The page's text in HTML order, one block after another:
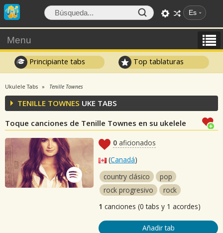
Es
Menu
Principiante tabs Top tablaturas
Ukulele Tabs Tenille Townes
TENILLE TOWNES UKE TABS
Toque canciones de Tenille Townes en su ukelele
0 aficionados
(Canadá)
country clásico
pop
rock progresivo
rock
1 canciones (0 tabs y 1 acordes)
Añadir tab